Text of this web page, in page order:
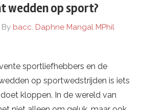
wedden op sport?
By bacc. Daphne Mangal MPhil
sportliefhebbers en de
op sportwedstrijden is iets
kloppen. In de wereld van